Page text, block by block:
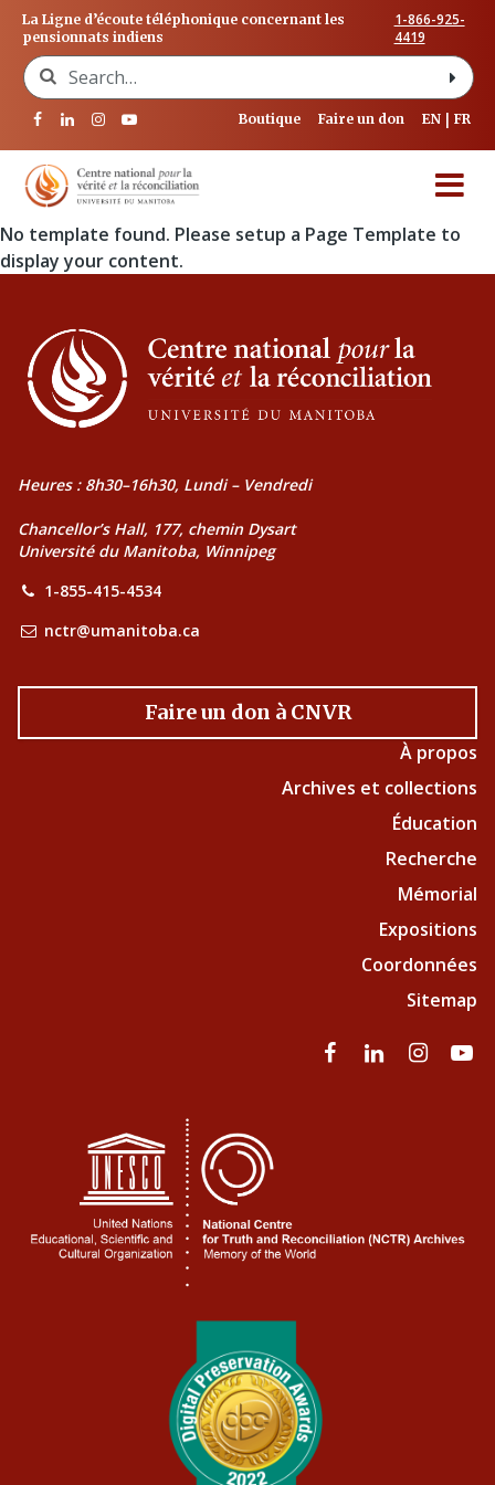
La Ligne d’écoute téléphonique concernant les
pensionnats indiens
1-866-925-
4419
Search for:
Boutique Faire un don EN FR
No template found. Please setup a Page Template to
display your content.
Heures : 8h30–16h30, Lundi – Vendredi
Chancellor’s Hall, 177, chemin Dysart
Université du Manitoba, Winnipeg
1-855-415-4534
nctr@umanitoba.ca
Faire un don à CNVR
À propos
Archives et collections
Éducation
Recherche
Mémorial
Expositions
Coordonnées
Sitemap